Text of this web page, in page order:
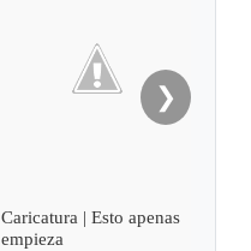
Caricatura | Esto apenas
empieza
❯